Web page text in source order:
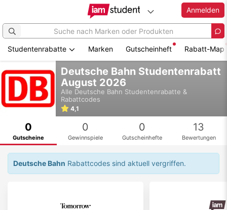
Hauptinhalt
springen
Anmelden
Studentenrabatte Marken Gutscheinheft Rabatt-Map
Deutsche Bahn Studentenrabatt
August 2026
Alle Deutsche Bahn Studentenrabatte &
Rabattcodes
4,1
0
Gutscheine
0
Gewinnspiele
0
Gutscheinhefte
13
Bewertungen
Deutsche Bahn Rabattcodes sind aktuell vergriffen.